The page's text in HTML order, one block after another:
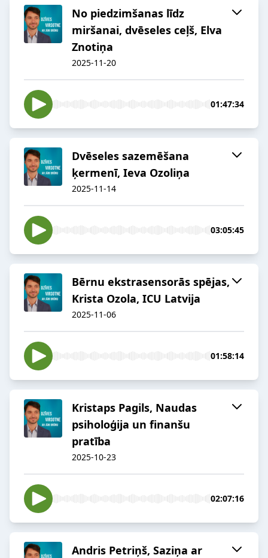
No piedzimšanas līdz
miršanai, dvēseles ceļš, Elva
Znotiņa
2025-11-20
01:47:34
Dvēseles sazemēšana
ķermenī, Ieva Ozoliņa
2025-11-14
03:05:45
Bērnu ekstrasensorās spējas,
Krista Ozola, ICU Latvija
2025-11-06
01:58:14
Kristaps Pagils, Naudas
psiholoģija un finanšu
pratība
2025-10-23
02:07:16
Andris Petriņš, Saziņa ar